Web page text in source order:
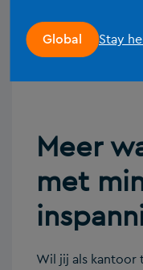
kostenbesparing
Meer
met
Wil jij als kantoor
Global Stay